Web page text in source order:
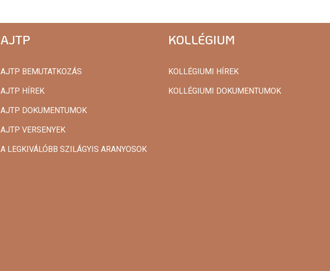
AJTP
AJTP BEMUTATKOZÁS
AJTP HÍREK
AJTP DOKUMENTUMOK
AJTP VERSENYEK
A LEGKIVÁLÓBB SZILÁGYIS ARANYOSOK
KOLLÉGIUM
KOLLÉGIUMI HÍREK
KOLLÉGIUMI DOKUMENTUMOK